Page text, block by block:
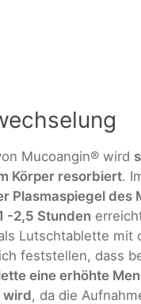
Mucoangin® wird
Körper resorbiert.
Plasmaspiegel des
-2,5 Stunden
Lutschtablette mit
feststellen, dass
eine erhöhte
wird, da die